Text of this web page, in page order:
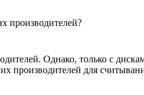
производителей?
Однако, только с
производителей для